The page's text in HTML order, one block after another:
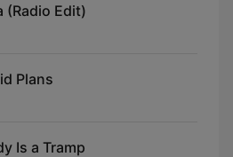
(Radio Edit)
Plans
Is a Tramp